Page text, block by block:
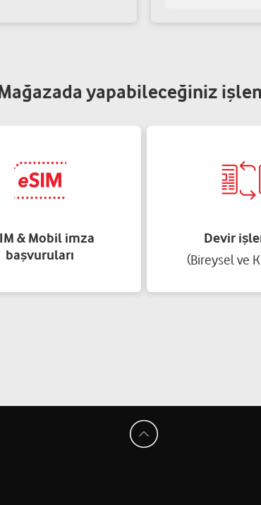
Yol tarifi al
60.Yıl Mah.
05363529386
Atik İletişim-
60.Yıl Mah. Yavuz
OCAKLAR
AVLANMAZ
yapabileceğiniz
& Mobil imza
başvuruları
Devir
(Bireysel ve